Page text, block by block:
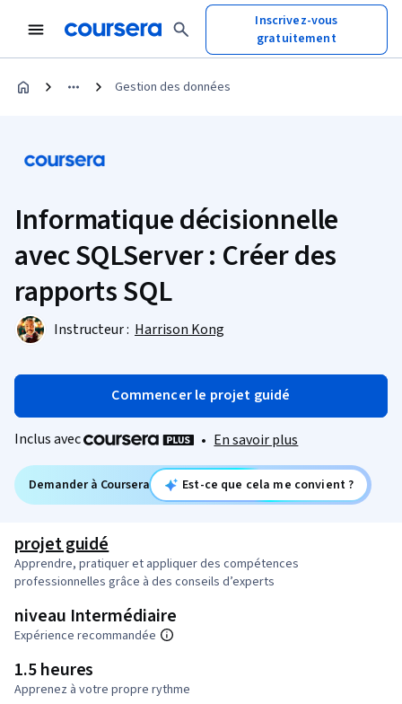
Inscrivez-vous
gratuitement
Gestion des données
Informatique décisionnelle
avec SQLServer : Créer des
rapports SQL
Instructeur : Harrison Kong
Commencer le projet guidé
Inclus avec • En savoir plus
Demander à Coursera Est-ce que cela me convient ?
projet guidé
Apprendre, pratiquer et appliquer des compétences
professionnelles grâce à des conseils d’experts
niveau Intermédiaire
Expérience recommandée
1.5 heures
Apprenez à votre propre rythme